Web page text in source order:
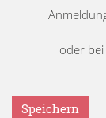
oder
Speichern